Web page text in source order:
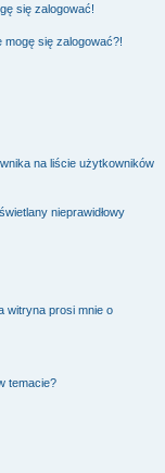
się zalogować!
mogę się zalogować?!
na liście użytkowników
nieprawidłowy
witryna prosi mnie o
temacie?